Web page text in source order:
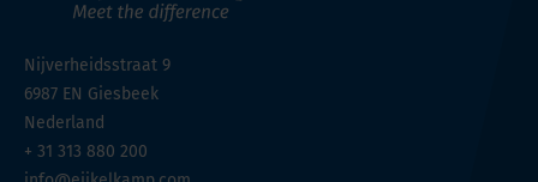
Nijverheidsstraat 9
6987 EN Giesbeek
Nederland
+ 31 313 880 200